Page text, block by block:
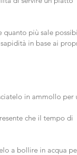
più sale
in base ai
in ammollo per
che il tempo di
a bollire in acqua